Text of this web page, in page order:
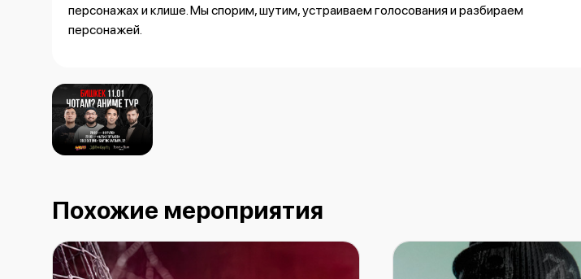
персонажах и клише. Мы спорим, шутим, устраиваем голосования и разбираем
персонажей.
мнение и хорошо провести вечер.
Дата: 11 января
Локация: Солдаут бар
Адрес: Байтик баатыра 32а
Похожие мероприятия